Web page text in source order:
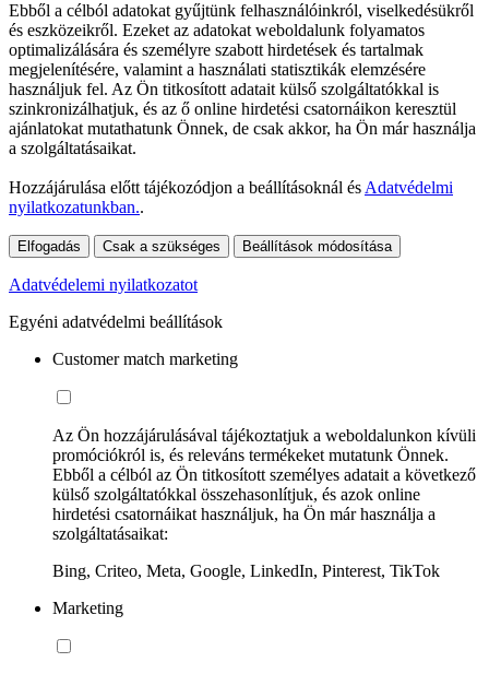
Ebből a célból adatokat gyűjtünk felhasználóinkról, viselkedésükről
és eszközeikről. Ezeket az adatokat weboldalunk folyamatos
optimalizálására és személyre szabott hirdetések és tartalmak
megjelenítésére, valamint a használati statisztikák elemzésére
használjuk fel. Az Ön titkosított adatait külső szolgáltatókkal is
szinkronizálhatjuk, és az ő online hirdetési csatornáikon keresztül
ajánlatokat mutathatunk Önnek, de csak akkor, ha Ön már használja
a szolgáltatásaikat.
Hozzájárulása előtt tájékozódjon a beállításoknál és Adatvédelmi
nyilatkozatunkban..
Elfogadás Csak a szükséges Beállítások módosítása
Adatvédelemi nyilatkozatot
Egyéni adatvédelmi beállítások
Customer match marketing
Az Ön hozzájárulásával tájékoztatjuk a weboldalunkon kívüli
promóciókról is, és releváns termékeket mutatunk Önnek.
Ebből a célból az Ön titkosított személyes adatait a következő
külső szolgáltatókkal összehasonlítjuk, és azok online
hirdetési csatornáikat használjuk, ha Ön már használja a
szolgáltatásaikat:
Bing, Criteo, Meta, Google, LinkedIn, Pinterest, TikTok
Marketing